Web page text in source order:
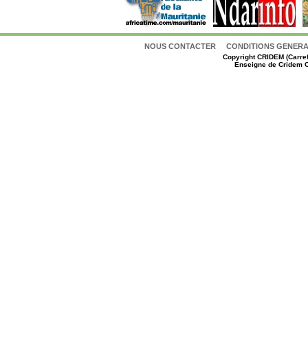
NOUS CONTACTER CONDITIONS
CopyrightCRIDEM
Enseigne de Cridem